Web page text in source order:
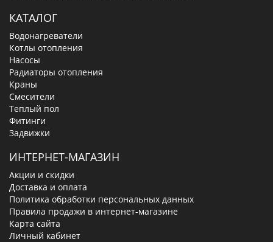
КАТАЛОГ
Водонагреватели
Котлы отопления
Насосы
Радиаторы отопления
Краны
Смесители
Теплый пол
Фитинги
Задвижки
ИНТЕРНЕТ-МАГАЗИН
Акции и скидки
Доставка и оплата
Политика обработки персональных данных
Правила продажи в интернет-магазине
Карта сайта
Личный кабинет